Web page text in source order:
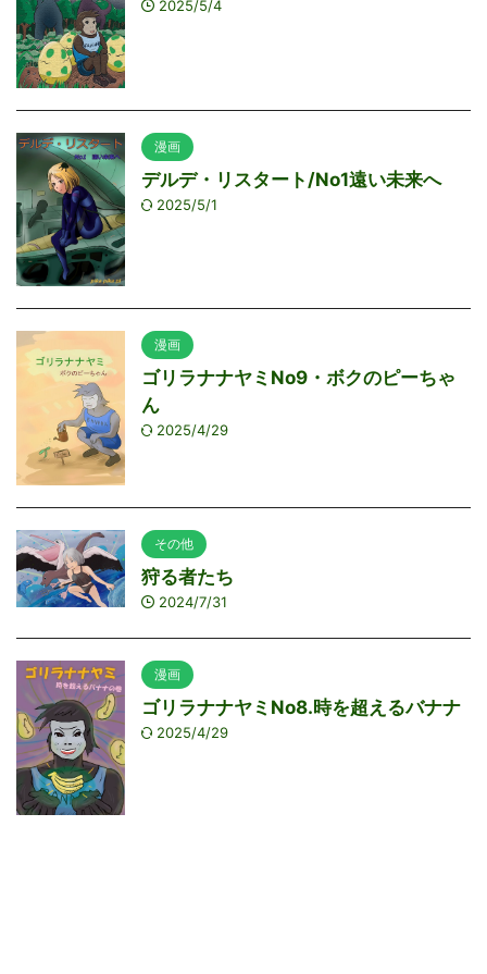
2025/5/4
漫画
デルデ・リスタート/No1遠い未来へ
2025/5/1
漫画
ゴリラナナヤミNo9・ボクのピーちゃ
ん
2025/4/29
その他
狩る者たち
2024/7/31
漫画
ゴリラナナヤミNo8.時を超えるバナナ
2025/4/29